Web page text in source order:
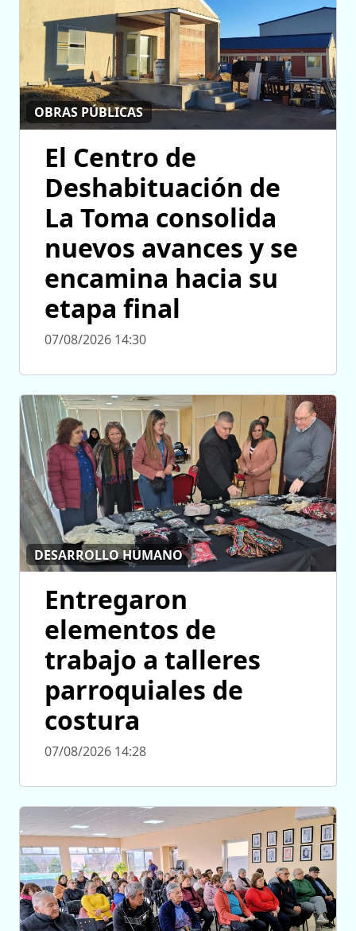
OBRAS PÚBLICAS
El Centro de
Deshabituación de
La Toma consolida
nuevos avances y se
encamina hacia su
etapa final
07/08/2026 14:30
DESARROLLO HUMANO
Entregaron
elementos de
trabajo a talleres
parroquiales de
costura
07/08/2026 14:28